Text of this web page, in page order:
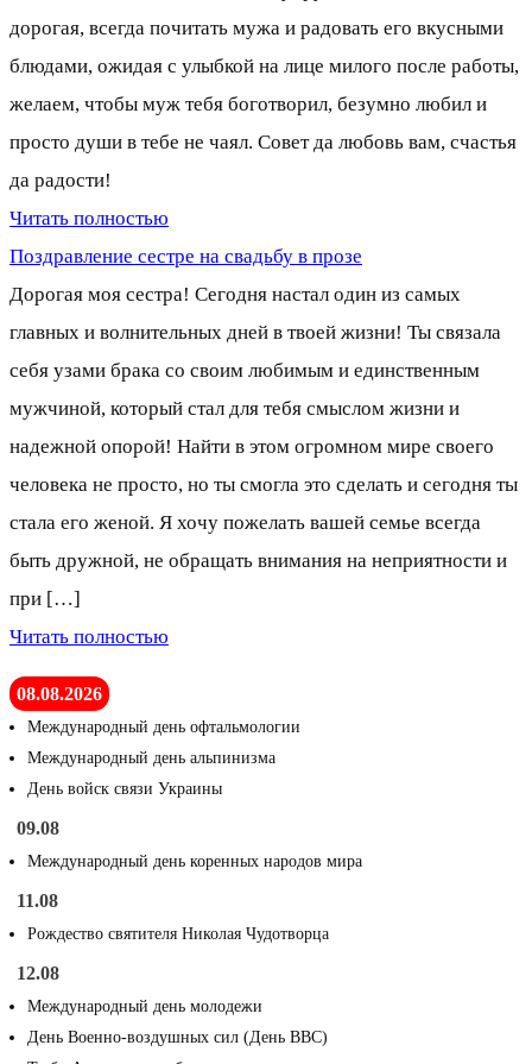
дорогая, всегда почитать мужа и радовать его вкусными
блюдами, ожидая с улыбкой на лице милого после работы,
желаем, чтобы муж тебя боготворил, безумно любил и
просто души в тебе не чаял. Совет да любовь вам, счастья
да радости!
Читать полностью
Поздравление сестре на свадьбу в прозе
Дорогая моя сестра! Сегодня настал один из самых
главных и волнительных дней в твоей жизни! Ты связала
себя узами брака со своим любимым и единственным
мужчиной, который стал для тебя смыслом жизни и
надежной опорой! Найти в этом огромном мире своего
человека не просто, но ты смогла это сделать и сегодня ты
стала его женой. Я хочу пожелать вашей семье всегда
быть дружной, не обращать внимания на неприятности и
при […]
Читать полностью
08.08.2026
Международный день офтальмологии
Международный день альпинизма
День войск связи Украины
09.08
Международный день коренных народов мира
11.08
Рождество святителя Николая Чудотворца
12.08
Международный день молодежи
День Военно-воздушных сил (День ВВС)